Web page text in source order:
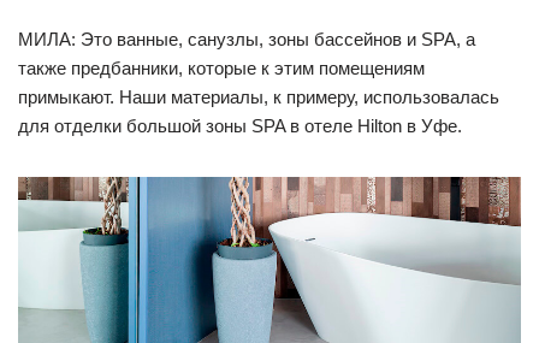
МИЛА: Это ванные, санузлы, зоны бассейнов и SPA, а
также предбанники, которые к этим помещениям
примыкают. Наши материалы, к примеру, использовалась
для отделки большой зоны SPA в отеле Hilton в Уфе.